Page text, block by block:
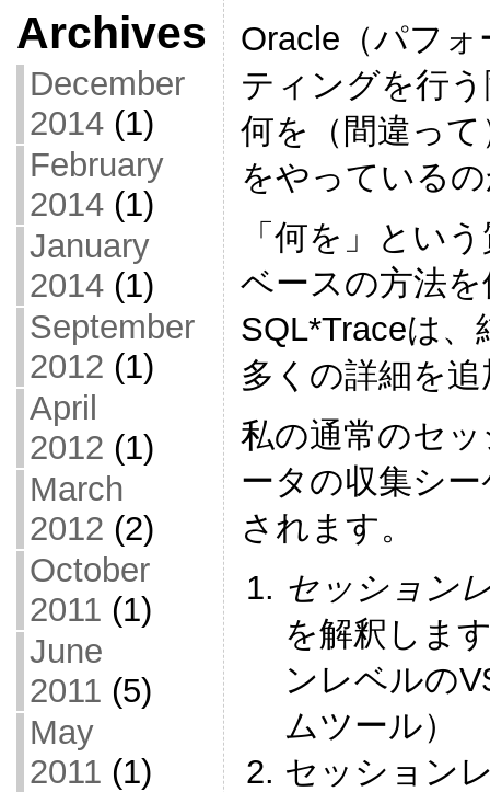
Archives
December
2014(1)
February
2014(1)
January
2014(1)
September
2012 (1)
April
2012 (1)
March
2012 (2)
October
2011 (1)
June
2011 (5)
May
2011 (1)
Oracle（パフ
ティングを行
何を（間違っ
をやっている
「何を」とい
ベースの方法
SQL*Traceは
多くの詳細を
私の通常のセ
ータの収集シ
されます。
セッション
を解釈しま
ンレベルの
ムツール）
セッション